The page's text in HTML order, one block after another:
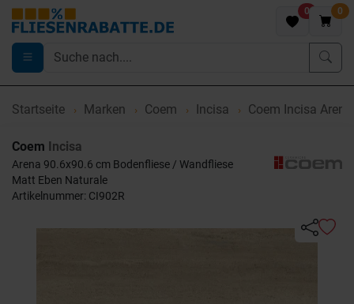
0 0
Startseite Marken Coem Incisa Coem Incisa
Coem Incisa
Arena 90.6x90.6 cm Bodenfliese / Wandfliese
Matt Eben Naturale
Artikelnummer: CI902R